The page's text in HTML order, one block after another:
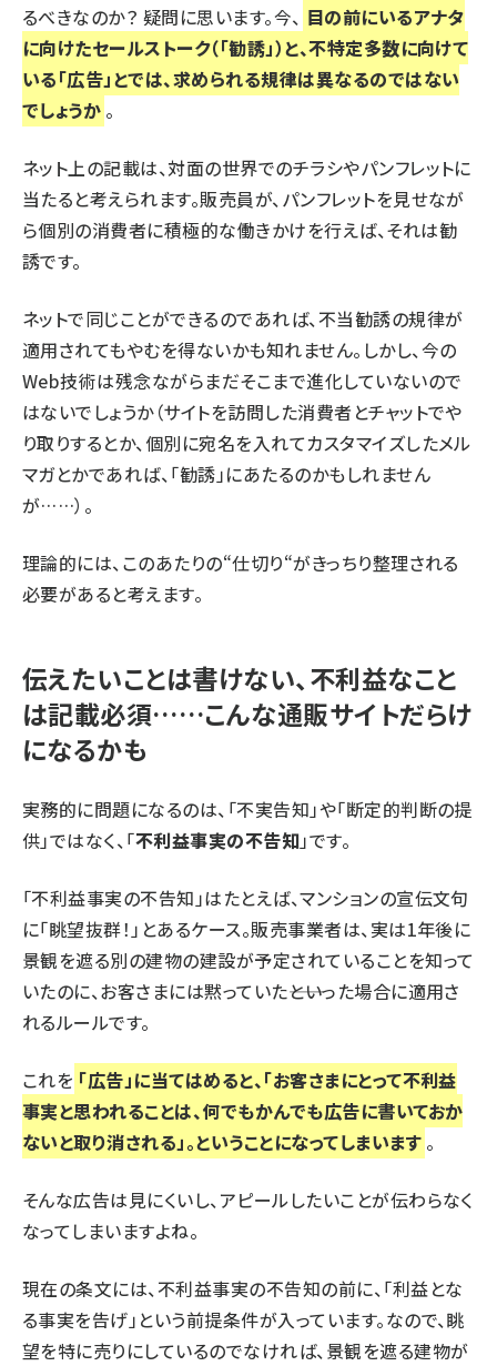
るべきなのか？ 疑問に思います。今、 目の前にいるアナタ
に向けたセールストーク（「勧誘」）と、不特定多数に向けて
いる「広告」とでは、求められる規律は異なるのではない
でしょうか 。
ネット上の記載は、対面の世界でのチラシやパンフレットに
当たると考えられます。販売員が、パンフレットを見せなが
ら個別の消費者に積極的な働きかけを行えば、それは勧
誘です。
ネットで同じことができるのであれば、不当勧誘の規律が
適用されてもやむを得ないかも知れません。しかし、今の
Web技術は残念ながらまだそこまで進化していないので
はないでしょうか（サイトを訪問した消費者とチャットでや
り取りするとか、個別に宛名を入れてカスタマイズしたメル
マガとかであれば、「勧誘」にあたるのかもしれません
が……）。
理論的には、このあたりの“仕切り“がきっちり整理される
必要があると考えます。
伝えたいことは書けない、不利益なこと
は記載必須……こんな通販サイトだらけ
になるかも
実務的に問題になるのは、「不実告知」や「断定的判断の提
供」ではなく、「不利益事実の不告知」です。
「不利益事実の不告知」はたとえば、マンションの宣伝文句
に「眺望抜群！」とあるケース。販売事業者は、実は1年後に
景観を遮る別の建物の建設が予定されていることを知って
いたのに、お客さまには黙っていた――といった場合に適用さ
れるルールです。
これを 「広告」に当てはめると、「お客さまにとって不利益
事実と思われることは、何でもかんでも広告に書いておか
ないと取り消される」。ということになってしまいます 。
そんな広告は見にくいし、アピールしたいことが伝わらなく
なってしまいますよね。
現在の条文には、不利益事実の不告知の前に、「利益とな
る事実を告げ」という前提条件が入っています。なので、眺
望を特に売りにしているのでなければ、景観を遮る建物が